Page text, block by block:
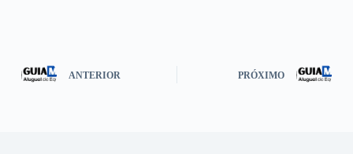
ANTERIOR PRÓXIMO